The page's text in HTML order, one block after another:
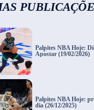
Palpites NBA Hoje:
Apostar (19/02/2026)
Palpites NBA Hoje:
dia (26/12/2025)